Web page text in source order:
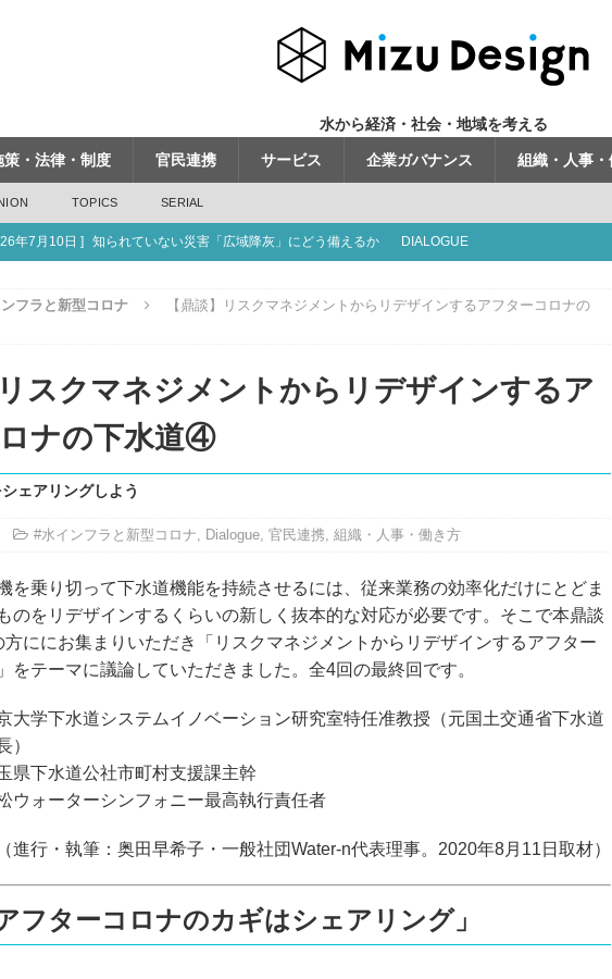
水から経済・社会・地域を考える
策・法律・制度 官民連携 サービス 企業ガバナンス 組織・人事
TOPICS SERIAL
年7月10日 ] 知られていない災害「広域降灰」にどう備えるか DIALOGUE
年6月19日 ] 管内飛行・水上走行・水中潜行を使い分ける TOPICS
年7月17日 ] 人口減少は「課題」ではない INFRA AGORA
フラと新型コロナ
【鼎談】リスクマネジメントからリデザインするアフターコロナの
リスクマネジメントからリデザインするア
ナの下水道④
ェアリングしよう
#水インフラと新型コロナ, Dialogue, 官民連携, 組織・人事・働き方
を乗り切って下水道機能を持続させるには、従来業務の効率化だけにとどま
のをリデザインするくらいの新しく抜本的な対応が必要です。そこで本鼎談
方ににお集まりいただき「リスクマネジメントからリデザインするアフター
をテーマに議論していただきました。全4回の最終回です。
学下水道システムイノベーション研究室特任准教授（元国土交通省下水道
）
下水道公社市町村支援課主幹
ォーターシンフォニー最高執行責任者
（進行・執筆：奥田早希子・一般社団Water-n代表理事。2020年8月11日取材）
フターコロナのカギはシェアリング」